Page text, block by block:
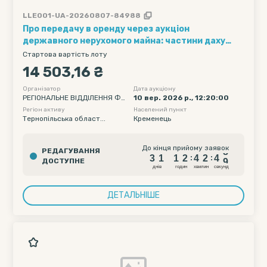
LLE001-UA-20260807-84988
Про передачу в оренду через аукціон
державного нерухомого майна: частини даху
ремонтно-механічної майстерні площею 30 кв.м.,
розташованої за адресою: Тернопільська обл.,
м. Кременець, вул. Європейська, 26, що
обліковується на балансі ДП "Ліси України" (філія
"Подільський лісовий офіс")
Стартова вартість лоту
14 503,16 ₴
Організатор
РЕГІОНАЛЬНЕ ВІДДІЛЕННЯ ФО
НДУ ДЕРЖАВНОГО МАЙНА УК
РАЇНИ ПО ІВАНО-ФРАНКІВСЬКІ
Дата аукціону
10 вер. 2026 р., 12:20:00
Регіон активу
Тернопільська област...
Населений пункт
Кременець
РЕДАГУВАННЯ
ДОСТУПНЕ
До кінця прийому заявок
3
3
1
1
днiв
1
1
2
2
годин
:
4
4
2
2
хвилин
:
4
4
8
8
секунд
ДЕТАЛЬНІШЕ